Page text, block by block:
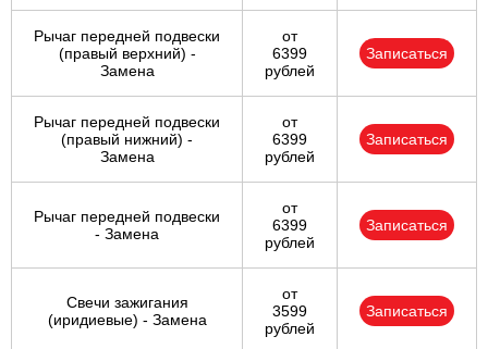
Рычаг передней подвески
(правый верхний) -
Замена
от
6399
рублей
Записаться
Рычаг передней подвески
(правый нижний) -
Замена
от
6399
рублей
Записаться
Рычаг передней подвески
- Замена
от
6399
рублей
Записаться
Свечи зажигания
(иридиевые) - Замена
от
3599
рублей
Записаться